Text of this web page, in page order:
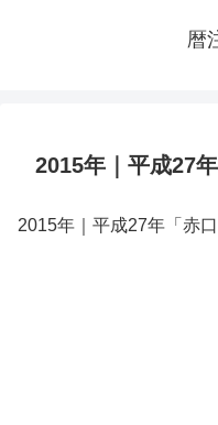
暦
2015年｜平成27
2015年｜平成27年「赤